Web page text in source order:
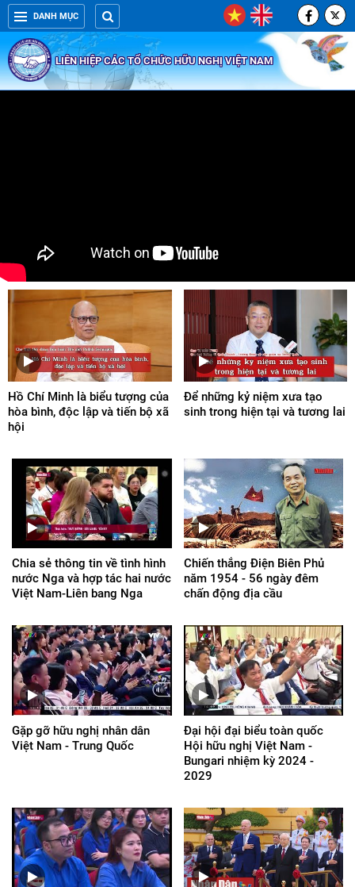
DANH MỤC
LIÊN HIỆP CÁC TỔ CHỨC HỮU NGHỊ VIỆT NAM
Hồ Chí Minh là biểu tượng của
hòa bình, độc lập và tiến bộ xã
hội
Để những kỷ niệm xưa tạo
sinh trong hiện tại và tương lai
Chia sẻ thông tin về tình hình
nước Nga và hợp tác hai nước
Việt Nam-Liên bang Nga
Chiến thắng Điện Biên Phủ
năm 1954 - 56 ngày đêm
chấn động địa cầu
Gặp gỡ hữu nghị nhân dân
Việt Nam - Trung Quốc
Đại hội đại biểu toàn quốc
Hội hữu nghị Việt Nam -
Bungari nhiệm kỳ 2024 -
2029